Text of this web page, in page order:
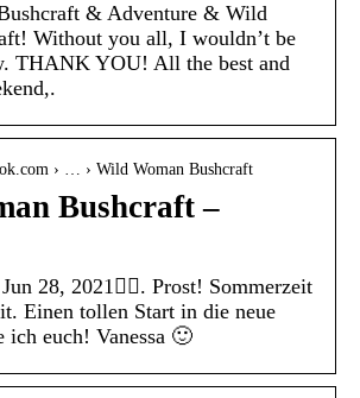
& Adventure & Wild
Without you all, I wouldn’t be
THANK YOU! All the best and
› … › Wild Woman Bushcraft
Bushcraft –
28, 2021󰞋󰟠. Prost! Sommerzeit
Einen tollen Start in die neue
ich euch! Vanessa 🙂